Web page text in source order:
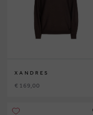
XANDRES
€ 169,00